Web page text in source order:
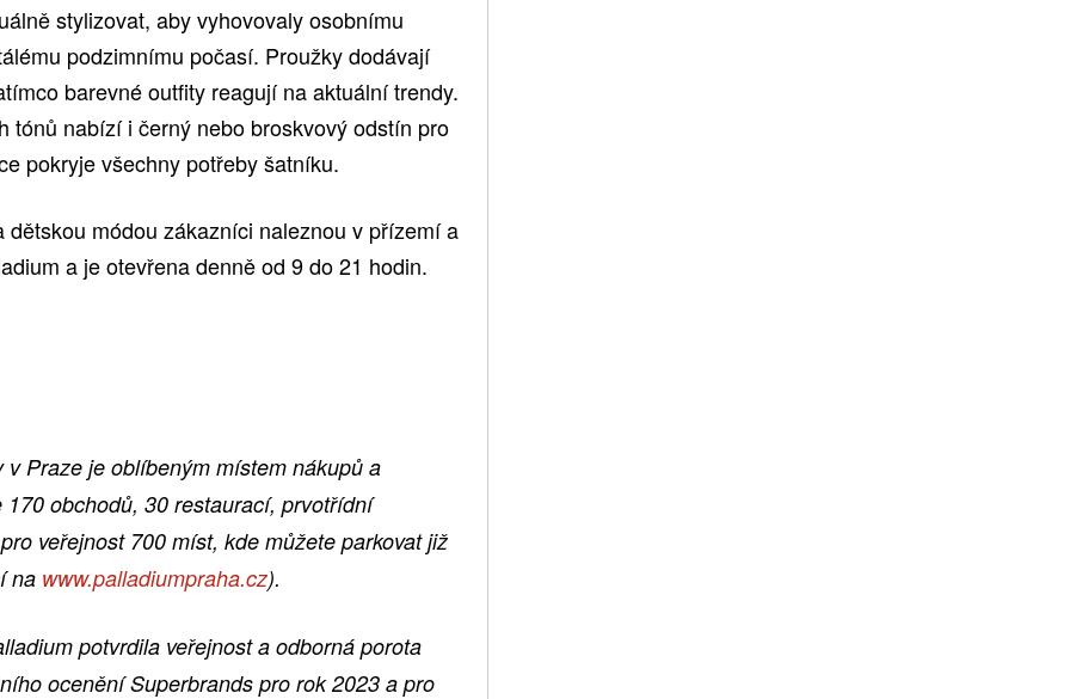
stylizovat, aby vyhovovaly osobnímu
podzimnímu počasí. Proužky dodávají
barevné outfity reagují na aktuální trendy.
tónů nabízí i černý nebo broskvový odstín pro
pokryje všechny potřeby šatníku.
dětskou módou zákazníci naleznou v přízemí a
a je otevřena denně od 9 do 21 hodin.
Praze je oblíbeným místem nákupů a
obchodů, 30 restaurací, prvotřídní
veřejnost 700 míst, kde můžete parkovat již
na www.palladiumpraha.cz).
potvrdila veřejnost a odborná porota
ocenění Superbrands pro rok 2023 a pro